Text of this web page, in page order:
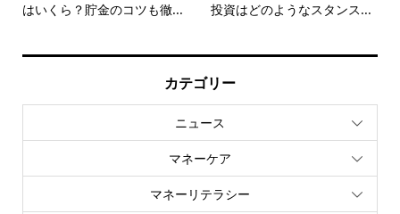
はいくら？貯金のコツも徹...
投資はどのようなスタンス...
カテゴリー
ニュース
マネーケア
マネーリテラシー